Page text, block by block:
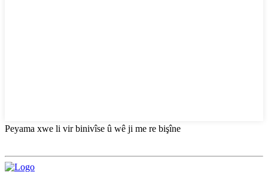
Peyama xwe li vir binivîse û wê ji me re bişîne